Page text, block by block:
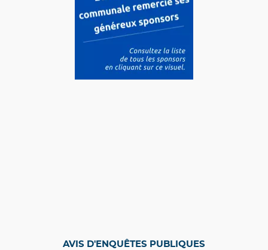
AVIS D'ENQUÊTES PUBLIQUES